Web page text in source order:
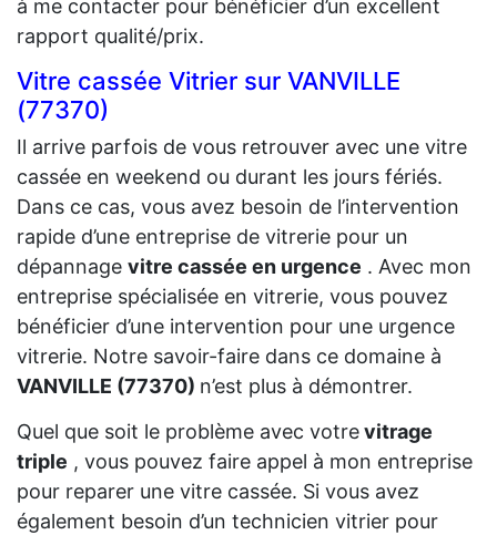
à me contacter pour bénéficier d’un excellent
rapport qualité/prix.
Vitre cassée Vitrier sur VANVILLE
(77370)
Il arrive parfois de vous retrouver avec une vitre
cassée en weekend ou durant les jours fériés.
Dans ce cas, vous avez besoin de l’intervention
rapide d’une entreprise de vitrerie pour un
dépannage vitre cassée en urgence . Avec mon
entreprise spécialisée en vitrerie, vous pouvez
bénéficier d’une intervention pour une urgence
vitrerie. Notre savoir-faire dans ce domaine à
VANVILLE (77370) n’est plus à démontrer.
Quel que soit le problème avec votrevitrage
triple , vous pouvez faire appel à mon entreprise
pour reparer une vitre cassée. Si vous avez
également besoin d’un technicien vitrier pour